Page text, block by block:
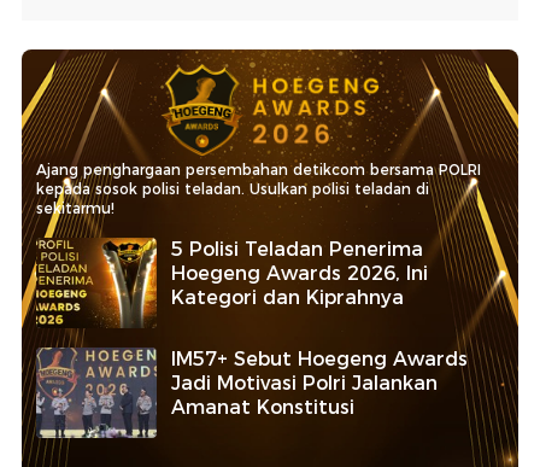
Ajang penghargaan persembahan detikcom bersama POLRI
kepada sosok polisi teladan. Usulkan polisi teladan di
sekitarmu!
5 Polisi Teladan Penerima
Hoegeng Awards 2026, Ini
Kategori dan Kiprahnya
IM57+ Sebut Hoegeng Awards
Jadi Motivasi Polri Jalankan
Amanat Konstitusi